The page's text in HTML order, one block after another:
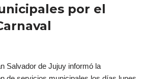
por el
Salvador de Jujuy informó la